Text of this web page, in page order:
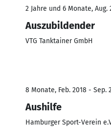
2 Jahre und 6 Monate, Aug.
Auszubildender
VTG Tanktainer GmbH
8 Monate, Feb. 2018 - Sep.
Aushilfe
Hamburger Sport-Verein